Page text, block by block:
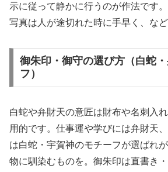
示に従って静かに行うのが作法です
写真は人が途切れた時に手早く、など
御朱印・御守の選び方（白蛇
フ）
白蛇や弁財天の意匠は財布や名刺入
用的です。仕事運や学びには弁財天
は白蛇・宇賀神のモチーフが選ばれ
物に馴染むものを。御朱印は直書き